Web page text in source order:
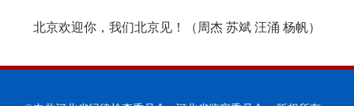
北京欢迎你，我们北京见！（周杰 苏斌 汪涌 杨帆）